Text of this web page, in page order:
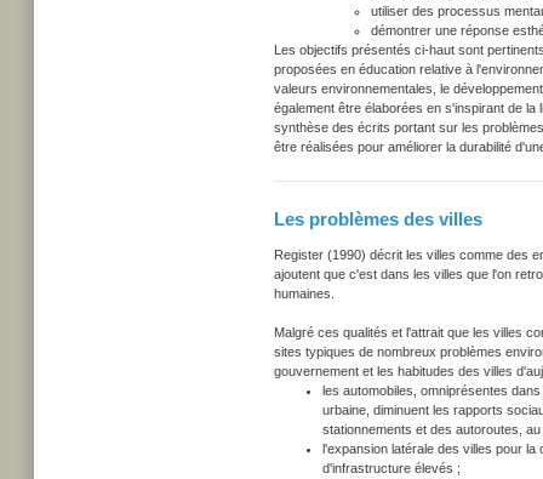
utiliser des processus
démontrer une réponse
Les objectifs présentés ci-haut sont
proposées en éducation relative à
valeurs environnementales, le
également être élaborées en s'inspirant de
synthèse des écrits portant sur les
être réalisées pour améliorer la durabilité
Les problèmes des villes
Register (1990) décrit les villes comme des
ajoutent que c'est dans les villes que l'on
humaines.
Malgré ces qualités et l'attrait que les villes
sites typiques de nombreux problèmes
gouvernement et les habitudes des villes
les automobiles, omniprésentes
urbaine, diminuent les rapports
stationnements et des autoroutes,
l'expansion latérale des villes pour
d'infrastructure élevés ;